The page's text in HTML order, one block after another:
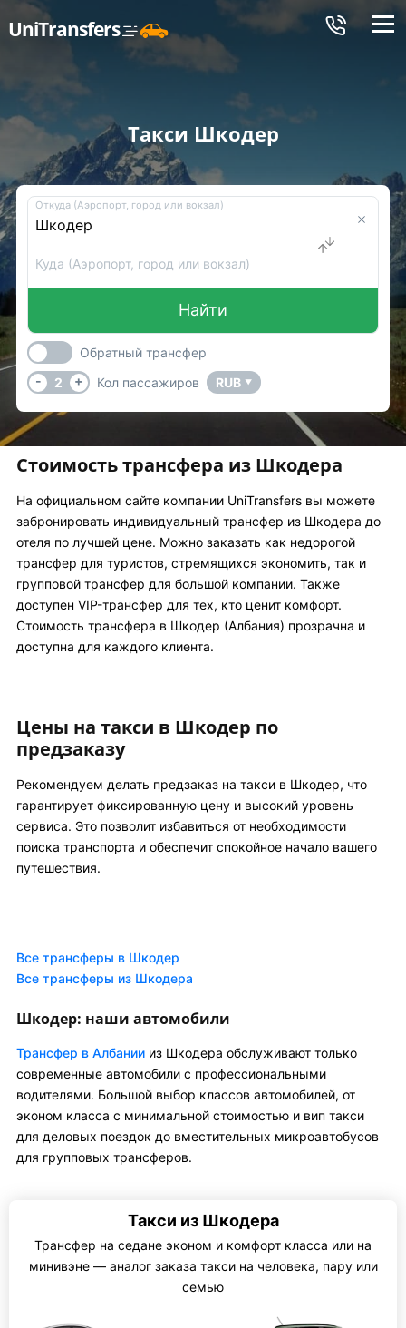
UniTransfers Меню
Такси Шкодер
Откуда (Аэропорт, город или вокзал)
Куда (Аэропорт, город или вокзал)
Найти
Обратный трансфер
-
2 + Кол пассажиров RUB ▼
Стоимость трансфера из Шкодера
На официальном сайте компании UniTransfers вы можете
забронировать индивидуальный трансфер из Шкодера до
отеля по лучшей цене. Можно заказать как недорогой
трансфер для туристов, стремящихся экономить, так и
групповой трансфер для большой компании. Также
доступен VIP-трансфер для тех, кто ценит комфорт.
Стоимость трансфера в Шкодер (Албания) прозрачна и
доступна для каждого клиента.
Цены на такси в Шкодер по
предзаказу
Рекомендуем делать предзаказ на такси в Шкодер, что
гарантирует фиксированную цену и высокий уровень
сервиса. Это позволит избавиться от необходимости
поиска транспорта и обеспечит спокойное начало вашего
путешествия.
Все трансферы в Шкодер
Все трансферы из Шкодера
Шкодер: наши автомобили
Трансфер в Албании из Шкодера обслуживают только
современные автомобили с профессиональными
водителями. Большой выбор классов автомобилей, от
эконом класса с минимальной стоимостью и вип такси
для деловых поездок до вместительных микроавтобусов
для групповых трансферов.
Такси из Шкодера
Трансфер на седане эконом и комфорт класса или на
минивэне — аналог заказа такси на человека, пару или
семью